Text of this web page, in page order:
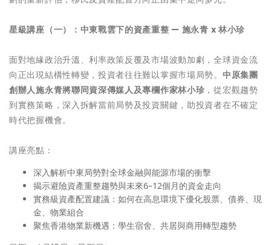
星級講座（一）：中東戰雲下的資產重整 — 施永青 x 林小珍
面對地緣政治升溫、利率政策反覆及市場波動加劇，全球資金流
向正出現結構性轉變，投資者往往難以掌握市場局勢。 中原集團
創辦人施永青將聯同資深傳媒人及專欄作家林小珍 ，從宏觀趨勢
到實務策略，深入拆解當前局勢及投資關鍵，助投資者在不確定
時代把握機會。
講座亮點：
深入解析中東局勢對全球金融與能源市場的衝擊
揭示避險資產重整趨勢與未來6–12個月的資金走向
實務級資產配置建議：如何在高息環境下優化股票、債券、現
金、物業組合
聚焦香港物業新機遇：學生宿舍、共居與商用轉型趨勢